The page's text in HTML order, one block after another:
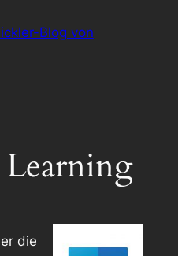
Blog von
die